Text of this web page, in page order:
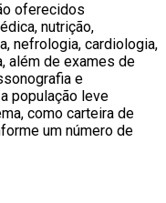
oferecidos
nutrição,
nefrologia, cardiologia,
além de exames de
e
população leve
como carteira de
um número de